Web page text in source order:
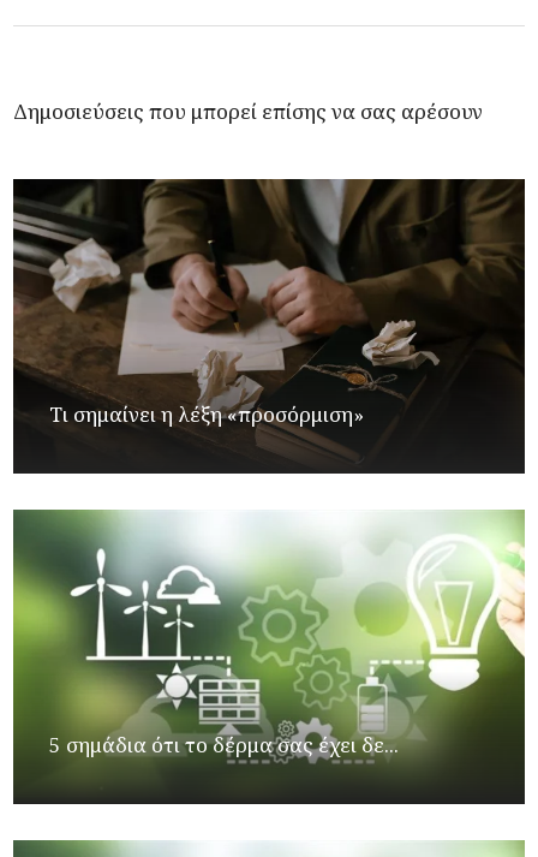
Δημοσιεύσεις που μπορεί επίσης να σας αρέσουν
Τι σημαίνει η λέξη «προσόρμιση»
5 σημάδια ότι το δέρμα σας έχει δε...